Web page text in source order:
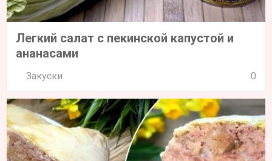
Легкий салат с пекинской капустой и
ананасами
Закуски 0